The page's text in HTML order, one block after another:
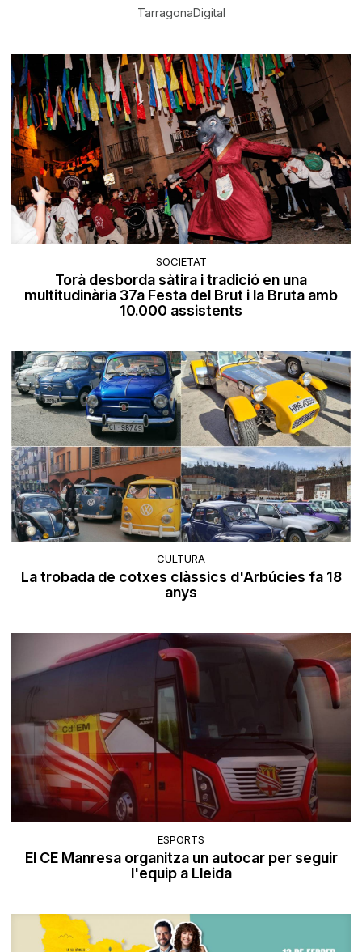
TarragonaDigital
SOCIETAT
Torà desborda sàtira i tradició en una
multitudinària 37a Festa del Brut i la Bruta amb
10.000 assistents
CULTURA
La trobada de cotxes clàssics d'Arbúcies fa 18
anys
ESPORTS
El CE Manresa organitza un autocar per seguir
l'equip a Lleida